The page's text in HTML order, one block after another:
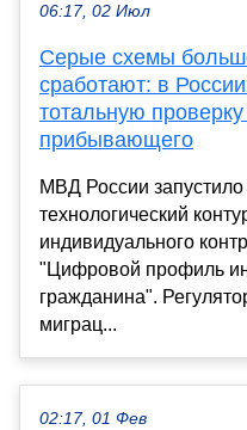
06:17, 02 Июл
Серые схемы
сработают: в
тотальную
прибывающего
МВД России запустило
технологический
индивидуального
"Цифровой профиль
гражданина".
миграц...
02:17, 01 Фев